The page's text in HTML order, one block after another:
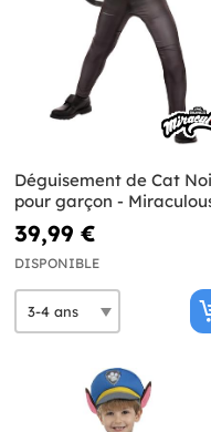
Déguisement de Cat
pour garçon -
Ladybug
39,99 €
DISPONIBLE